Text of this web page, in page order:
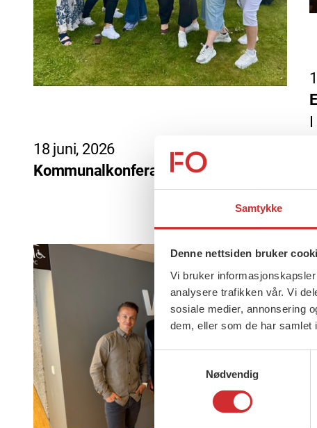
Samtykke
Denne nettsiden bruker
Vi bruker
analysere trafikken vår. Vi
sosiale medier, annonsering
dem, eller som de har samlet
Nødvendig
18 juni, 2026
Kommunalkonferansen 2026